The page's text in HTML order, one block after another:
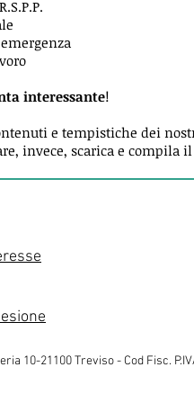
interessante!
e tempistiche dei
invece, scarica e compila
10-21100 Treviso - Cod Fisc.